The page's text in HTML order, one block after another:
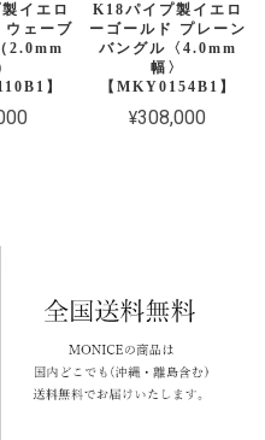
イエロ
ウェーブ
2.0mm
】
K18パイプ製イエロ
ーゴールド プレーン
バングル〈4.0mm
幅〉
【MKY0154B1】
¥308,000